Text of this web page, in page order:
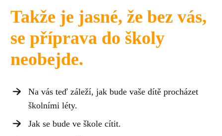
Takže je jasné, že bez vás,
se příprava do školy
neobejde.
Na vás teď záleží, jak bude vaše dítě procházet
školními léty.
Jak se bude ve škole cítit.